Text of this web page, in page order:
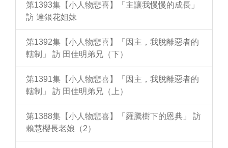
第1393集【小人物悲喜】「主讓我慢慢的成長」
訪 達銀花姐妹
第1392集【小人物悲喜】「因主，我脫離惡者的
轄制」 訪 田佳明弟兄（下）
第1391集【小人物悲喜】「因主，我脫離惡者的
轄制」 訪 田佳明弟兄（上）
第1388集【小人物悲喜】「羅騰樹下的恩典」 訪
賴慧櫻長老娘（2）